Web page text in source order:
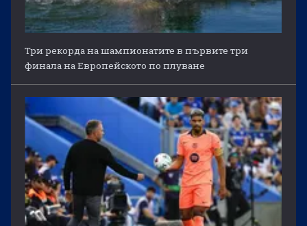
Три рекорда на шампионатите в първите три
финала на Европейското по плуване